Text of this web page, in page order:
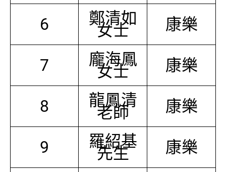
6 鄭清如
女士 康樂
7 龐海鳳
女士 康樂
8 龍鳳清
老師 康樂
9 羅紹基
先生 康樂